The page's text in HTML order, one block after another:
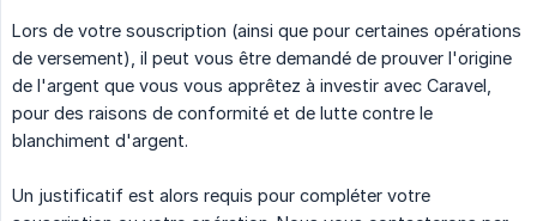
Lors de votre souscription (ainsi que pour certaines opérations
de versement), il peut vous être demandé de prouver l'origine
de l'argent que vous vous apprêtez à investir avec Caravel,
pour des raisons de conformité et de lutte contre le
blanchiment d'argent.
Un justificatif est alors requis pour compléter votre